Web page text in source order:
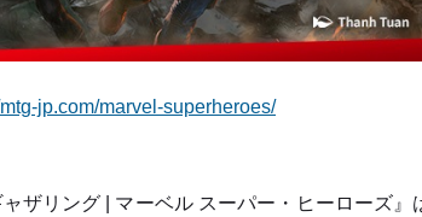
jp.com/marvel-superheroes/
ザリング | マーベル スーパー・ヒーローズ』